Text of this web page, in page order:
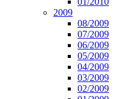
2009
08/2009
07/2009
06/2009
05/2009
04/2009
03/2009
02/2009